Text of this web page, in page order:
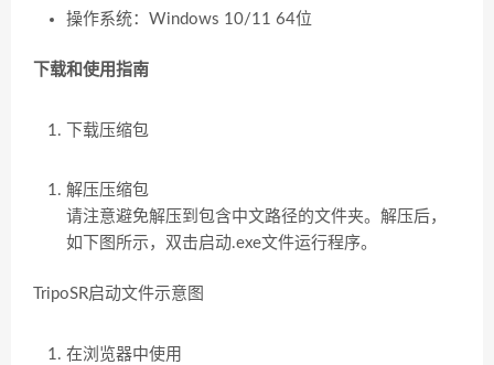
操作系统：Windows 10/11 64位
下载和使用指南
下载压缩包
解压压缩包
请注意避免解压到包含中文路径的文件夹。解压后，
如下图所示，双击启动.exe文件运行程序。
TripoSR启动文件示意图
在浏览器中使用